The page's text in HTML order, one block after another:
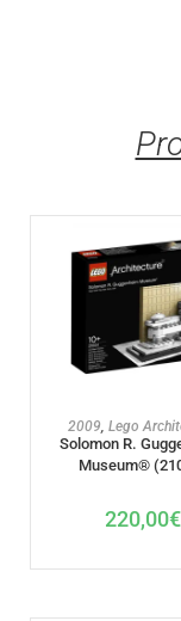
AJOUTER AU
2009, Lego
Solomon R.
Museum®
220,00€